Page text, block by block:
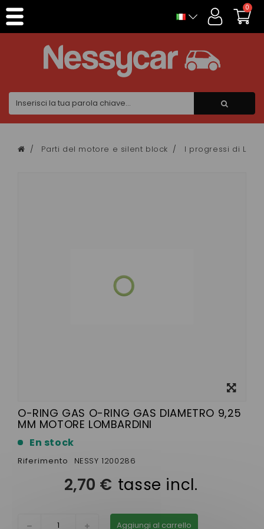
0
Parti del motore e silent block I progressi di
O-RING GAS O-RING GAS DIAMETRO 9,25
MM MOTORE LOMBARDINI
En stock
Riferimento NESSY 1200286
2,70 € tasse incl.
Aggiungi al carrello
Pannello di gestione dei cookies